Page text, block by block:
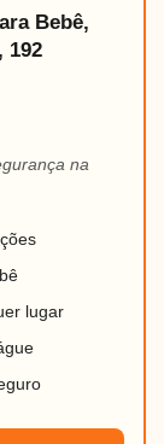
Bebê,
192
na
lugar